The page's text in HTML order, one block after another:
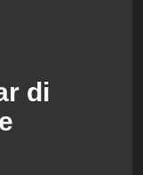
di